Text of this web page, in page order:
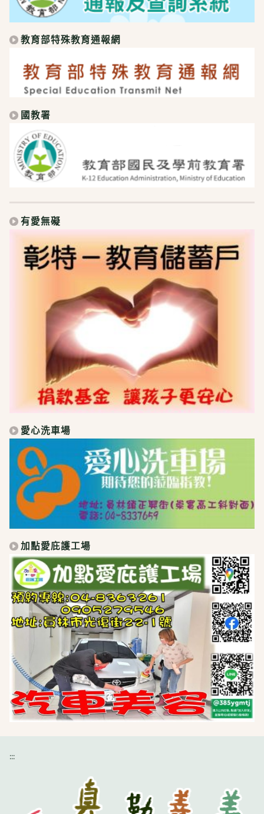
教育部特殊教育通報網
國教署
有愛無礙
愛心洗車場
加點愛庇護工場
:::